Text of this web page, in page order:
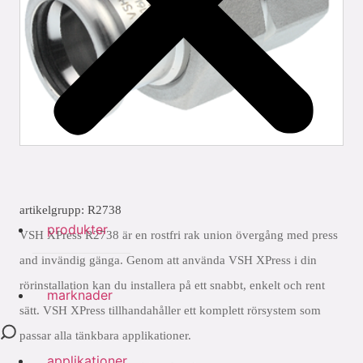
produkter
marknader
artikelgrupp: R2738
VSH XPress R2738 är en rostfri rak union övergång med press
and invändig gänga. Genom att använda VSH XPress i din
rörinstallation kan du installera på ett snabbt, enkelt och rent
sätt. VSH XPress tillhandahåller ett komplett rörsystem som
passar alla tänkbara applikationer.